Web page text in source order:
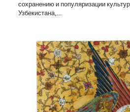
сохранению и популяризации
Узбекистана,…